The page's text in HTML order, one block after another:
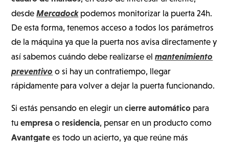
desdeMercadockpodemos monitorizar la puerta 24h.
De esta forma, tenemos acceso a todos los parámetros
de la máquina ya que la puerta nos avisa directamente y
así sabemos cuándo debe realizarse elmantenimiento
preventivo o si hay un contratiempo, llegar
rápidamente para volver a dejar la puerta funcionando.
Si estás pensando en elegir uncierre automático para
tuempresa o residencia, pensar en un producto como
Avantgate es todo un acierto, ya que reúne más